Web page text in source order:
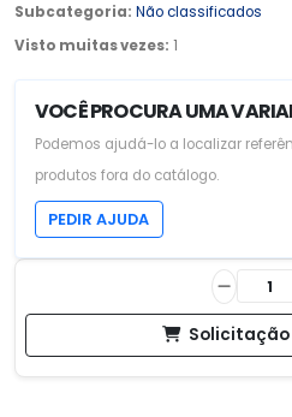
Subcategoria: Não classificados
Visto muitas vezes: 1
VOCÊ PROCURA UMA
Podemos ajudá-lo a localizar
produtos fora do catálogo.
PEDIR AJUDA
Solicitação